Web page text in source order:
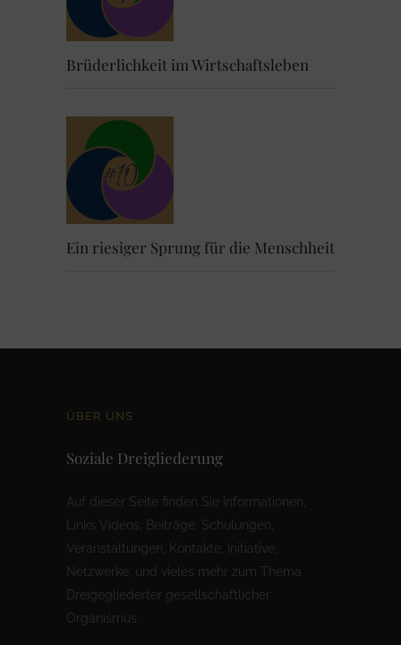
Brüderlichkeit im Wirtschaftsleben
Ein riesiger Sprung für die Menschheit
ÜBER UNS
Soziale Dreigliederung
Auf dieser Seite finden Sie Informationen,
Links Videos, Beiträge, Schulungen,
Veranstaltungen, Kontakte, Initiative,
Netzwerke, und vieles mehr zum Thema
Dreigegliederter gesellschaftlicher
Organismus.